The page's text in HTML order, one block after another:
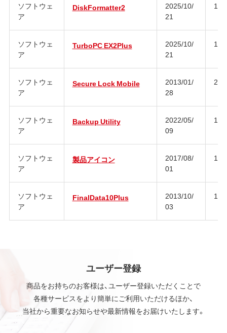
ソフトウェ
ア
DiskFormatter2
2025/10/
21
ソフトウェ
ア
TurboPC EX2Plus
2025/10/
21
ソフトウェ
ア
Secure Lock Mobile
2013/01/
28
ソフトウェ
ア
Backup Utility
2022/05/
09
ソフトウェ
ア
製品アイコン
2017/08/
01
ソフトウェ
ア
FinalData10Plus
2013/10/
03
ユーザー登録
商品をお持ちのお客様は、ユーザー登録いただくことで
各種サービスをより簡単にご利用いただけるほか、
当社から重要なお知らせや最新情報をお届けいたします。